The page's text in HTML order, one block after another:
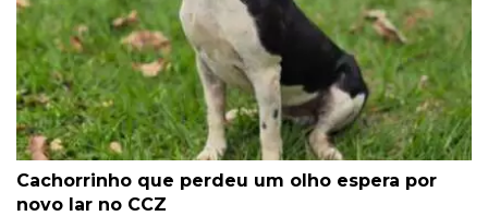
Cachorrinho que perdeu um olho espera por
novo lar no CCZ